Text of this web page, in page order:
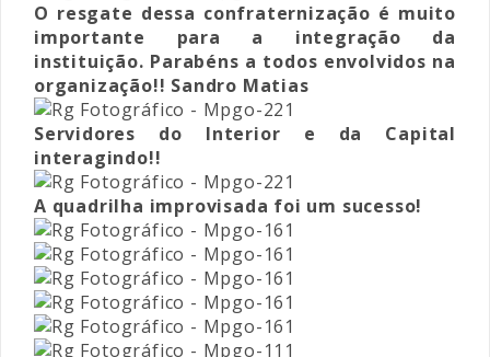
O resgate dessa confraternização é muito
importante para a integração da
instituição. Parabéns a todos envolvidos na
organização!! Sandro Matias
Servidores do Interior e da Capital
interagindo!!
A quadrilha improvisada foi um sucesso!